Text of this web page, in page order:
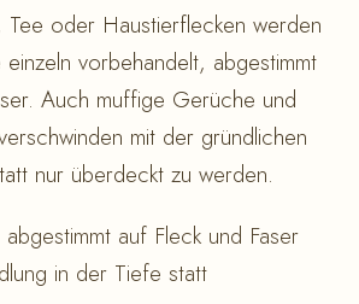
Tee oder Haustierflecken werden
vorbehandelt, abgestimmt
Auch muffige Gerüche und
mit der gründlichen
nur überdeckt zu werden.
auf Fleck und Faser
in der Tiefe statt